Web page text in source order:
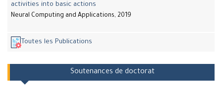
activities into basic actions
Neural Computing and Applications, 2019
Toutes les Publications
Soutenances de doctorat